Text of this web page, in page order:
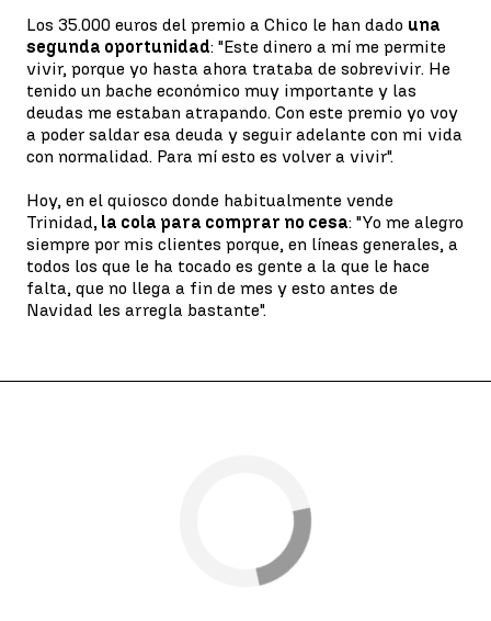
Los 35.000 euros del premio a Chico le han dado una
segunda oportunidad: "Este dinero a mí me permite
vivir, porque yo hasta ahora trataba de sobrevivir. He
tenido un bache económico muy importante y las
deudas me estaban atrapando. Con este premio yo voy
a poder saldar esa deuda y seguir adelante con mi vida
con normalidad. Para mí esto es volver a vivir".
Hoy, en el quiosco donde habitualmente vende
Trinidad, la cola para comprar no cesa: "Yo me alegro
siempre por mis clientes porque, en líneas generales, a
todos los que le ha tocado es gente a la que le hace
falta, que no llega a fin de mes y esto antes de
Navidad les arregla bastante".